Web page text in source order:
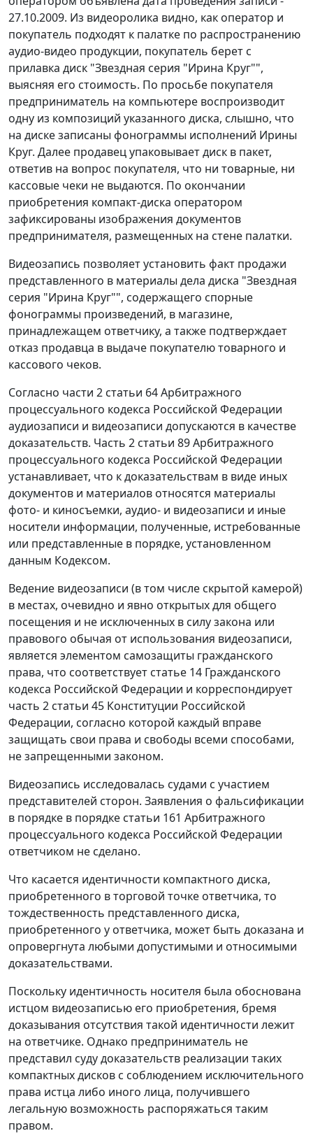
27.10.2009. Из видеоролика видно, как оператор и
покупатель подходят к палатке по распространению
аудио-видео продукции, покупатель берет с
прилавка диск "Звездная серия "Ирина Круг"",
выясняя его стоимость. По просьбе покупателя
предприниматель на компьютере воспроизводит
одну из композиций указанного диска, слышно, что
на диске записаны фонограммы исполнений Ирины
Круг. Далее продавец упаковывает диск в пакет,
ответив на вопрос покупателя, что ни товарные, ни
кассовые чеки не выдаются. По окончании
приобретения компакт-диска оператором
зафиксированы изображения документов
предпринимателя, размещенных на стене палатки.
Видеозапись позволяет установить факт продажи
представленного в материалы дела диска "Звездная
серия "Ирина Круг"", содержащего спорные
фонограммы произведений, в магазине,
принадлежащем ответчику, а также подтверждает
отказ продавца в выдаче покупателю товарного и
кассового чеков.
Согласно части 2 статьи 64Арбитражного
процессуального кодекса Российской Федерации
аудиозаписи и видеозаписи допускаются в качестве
доказательств. Часть 2 статьи 89Арбитражного
процессуального кодекса Российской Федерации
устанавливает, что к доказательствам в виде иных
документов и материалов относятся материалы
фото- и киносъемки, аудио- и видеозаписи и иные
носители информации, полученные, истребованные
или представленные в порядке, установленном
данным Кодексом.
Ведение видеозаписи (в том числе скрытой камерой)
в местах, очевидно и явно открытых для общего
посещения и не исключенных в силу закона или
правового обычая от использования видеозаписи,
является элементом самозащиты гражданского
права, что соответствует статье 14 Гражданского
кодекса Российской Федерации и корреспондирует
часть 2 статьи 45 Конституции Российской
Федерации, согласно которой каждый вправе
защищать свои права и свободы всеми способами,
не запрещенными законом.
Видеозапись исследовалась судами с участием
представителей сторон. Заявления о фальсификации
в порядке в порядке статьи 161 Арбитражного
процессуального кодекса Российской Федерации
ответчиком не сделано.
Что касается идентичности компактного диска,
приобретенного в торговой точке ответчика, то
тождественность представленного диска,
приобретенного у ответчика, может быть доказана и
опровергнута любыми допустимыми и относимыми
доказательствами.
Поскольку идентичность носителя была обоснована
истцом видеозаписью его приобретения, бремя
доказывания отсутствия такой идентичности лежит
на ответчике. Однако предприниматель не
представил суду доказательств реализации таких
компактных дисков с соблюдением исключительного
права истца либо иного лица, получившего
легальную возможность распоряжаться таким
правом.